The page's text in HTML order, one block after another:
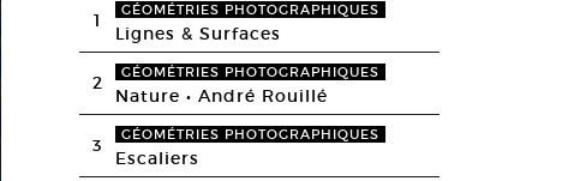
1 GÉOMÉTRIES PHOTOGRAPHIQUES
Lignes & Surfaces
2 GÉOMÉTRIES PHOTOGRAPHIQUES
Nature • André Rouillé
3 GÉOMÉTRIES PHOTOGRAPHIQUES
Escaliers